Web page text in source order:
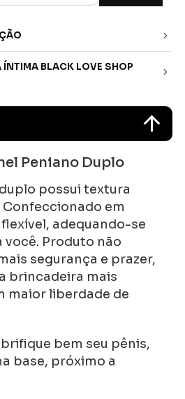
BLACK LOVE SHOP
Peniano Duplo
possui textura
em
adequando-se
Produto não
segurança e prazer,
brincadeira mais
maior liberdade de
bem seu pênis,
base, próximo a